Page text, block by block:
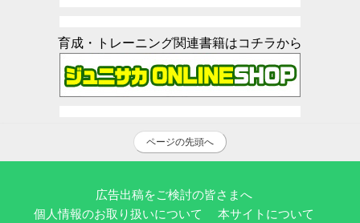
育成・トレーニング関連書籍はコチラから
ページの先頭へ
広告出稿をご検討の皆さまへ
個人情報のお取り扱いについて
本サイトについて